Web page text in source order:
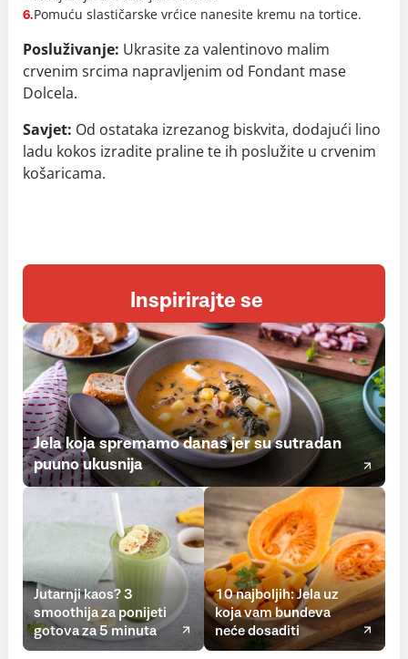
6.Pomuću slastičarske vrćice nanesite kremu na tortice.
Posluživanje: Ukrasite za valentinovo malim
crvenim srcima napravljenim od Fondant mase
Dolcela.
Savjet: Od ostataka izrezanog biskvita, dodajući lino
ladu kokos izradite praline te ih poslužite u crvenim
košaricama.
Inspirirajte se
Jela koja spremamo danas jer su sutradan
puuno ukusnija
Jutarnji kaos? 3
smoothija za ponijeti
gotova za 5 minuta
10 najboljih: Jela uz
koja vam bundeva
neće dosaditi